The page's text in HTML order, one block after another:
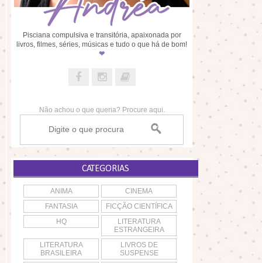
Pisciana compulsiva e transitória, apaixonada por
livros, filmes, séries, músicas e tudo o que há de bom!
❤
Não achou o que queria? Procure aqui.
CATEGORIAS
ANIMA
CINEMA
FANTASIA
FICÇÃO CIENTÍFICA
HQ
LITERATURA
ESTRANGEIRA
LITERATURA
BRASILEIRA
LIVROS DE
SUSPENSE